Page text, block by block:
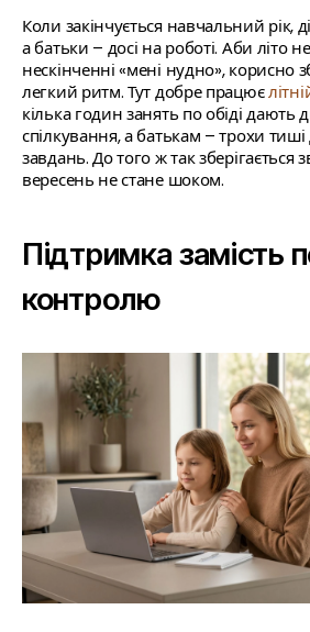
Коли закінчується навчальний рік,
а батьки – досі на роботі. Аби літо
нескінченні «мені нудно», корисно
легкий ритм. Тут добре працює
кілька годин занять по обіді дають
спілкування, а батькам – трохи
завдань. До того ж так зберігається
вересень не стане шоком.
Підтримка замість
контролю